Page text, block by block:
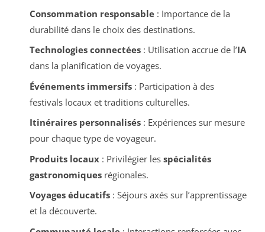
Consommation responsable: Importance de la
durabilité dans le choix des destinations.
Technologies connectées: Utilisation accrue de l’IA
dans la planification de voyages.
Événements immersifs: Participation à des
festivals locaux et traditions culturelles.
Itinéraires personnalisés: Expériences sur mesure
pour chaque type de voyageur.
Produits locaux: Privilégier les spécialités
gastronomiquesrégionales.
Voyages éducatifs: Séjours axés sur l’apprentissage
et la découverte.